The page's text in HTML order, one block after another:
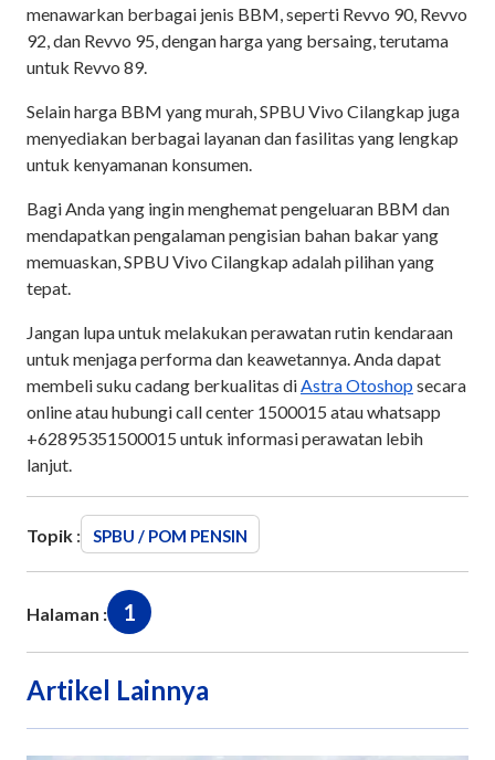
menawarkan berbagai jenis BBM, seperti Revvo 90, Revvo
92, dan Revvo 95, dengan harga yang bersaing, terutama
untuk Revvo 89.
Selain harga BBM yang murah, SPBU Vivo Cilangkap juga
menyediakan berbagai layanan dan fasilitas yang lengkap
untuk kenyamanan konsumen.
Bagi Anda yang ingin menghemat pengeluaran BBM dan
mendapatkan pengalaman pengisian bahan bakar yang
memuaskan, SPBU Vivo Cilangkap adalah pilihan yang
tepat.
Jangan lupa untuk melakukan perawatan rutin kendaraan
untuk menjaga performa dan keawetannya. Anda dapat
membeli suku cadang berkualitas diAstra Otoshop secara
online atau hubungi call center 1500015 atau whatsapp
+62895351500015 untuk informasi perawatan lebih
lanjut.
Topik : SPBU / POM PENSIN
Halaman : 1
Artikel Lainnya